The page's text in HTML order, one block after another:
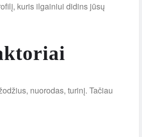
kuris ilgainiui didins jūsų
nuorodas, turinį. Tačiau